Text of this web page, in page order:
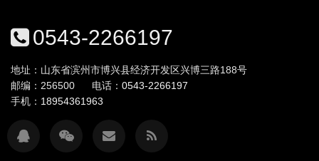
0543-2266197
地址：山东省滨州市博兴县经济开发区兴博三路188号
邮编：256500
电话： 0543-2266197
手机： 18954361963